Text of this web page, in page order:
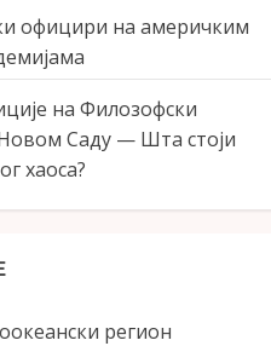
официри на америчким
на Филозофски
Саду — Шта стоји
хаоса?
регион